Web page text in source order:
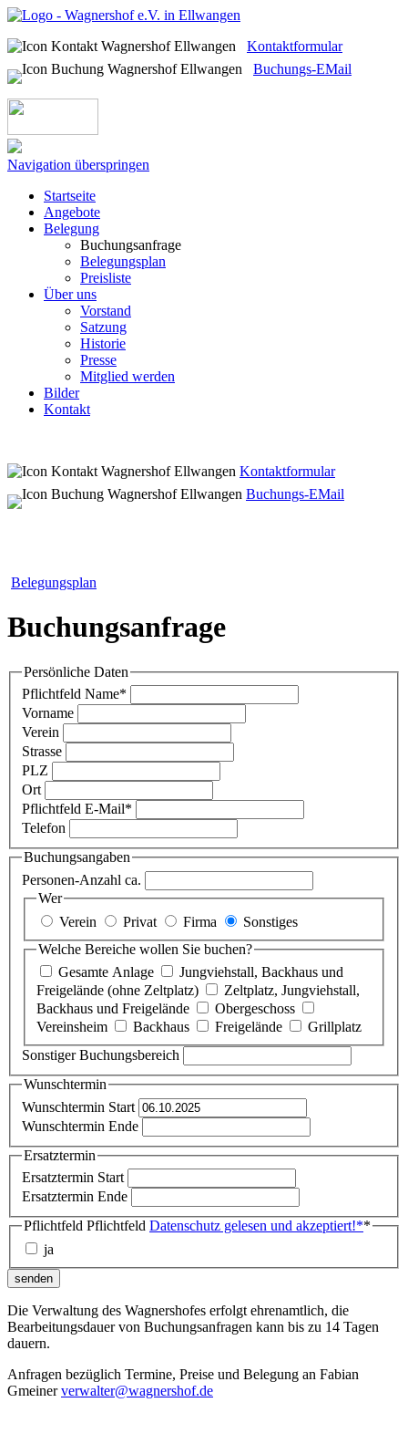
Kontaktformular
Buchungs-EMail
Navigation überspringen
Startseite
Angebote
Belegung
Buchungsanfrage
Belegungsplan
Preisliste
Über uns
Vorstand
Satzung
Historie
Presse
Mitglied werden
Bilder
Kontakt
Kontaktformular
Buchungs-EMail
Belegungsplan
Buchungsanfrage
Persönliche Daten
Pflichtfeld Name*
Vorname
Verein
Strasse
PLZ
Ort
Pflichtfeld E-Mail*
Telefon
Buchungsangaben
Personen-Anzahl ca.
Wer
Verein
Privat Firma
Sonstiges
Welche Bereiche wollen Sie buchen?
Gesamte Anlage
Jungviehstall, Backhaus und
Freigelände (ohne Zeltplatz)
Zeltplatz, Jungviehstall,
Backhaus und Freigelände
Obergeschoss
Vereinsheim
Backhaus Freigelände
Grillplatz
Sonstiger Buchungsbereich
Wunschtermin
Wunschtermin Start
Wunschtermin Ende
Ersatztermin
Ersatztermin Start
Ersatztermin Ende
Pflichtfeld Pflichtfeld Datenschutz gelesen und akzeptiert!**
ja
senden
Die Verwaltung des Wagnershofes erfolgt ehrenamtlich, die
Bearbeitungsdauer von Buchungsanfragen kann bis zu 14 Tagen
dauern.
Anfragen bezüglich Termine, Preise und Belegung an Fabian
Gmeinerverwalter@wagnershof.de